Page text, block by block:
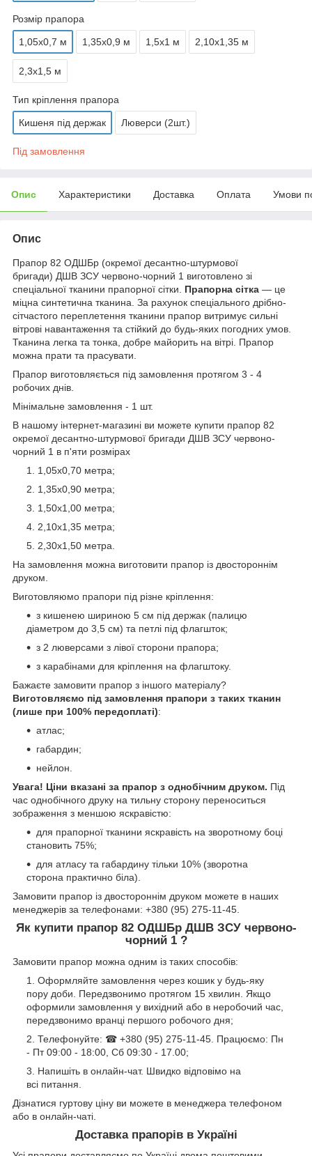
Розмір прапора
1,05х0,7 м 1,35х0,9 м 1,5х1 м 2,10х1,35 м
2,3х1,5 м
Тип кріплення прапора
Кишеня під держак Люверси (2шт.)
Під замовлення
Опис Характеристики Доставка Оплата Умови
Опис
Прапор 82 ОДШБр (окремої десантно-штурмової
бригади) ДШВ ЗСУ червоно-чорний 1 виготовлено зі
спеціальної тканини прапорної сітки. Прапорна сітка — це
міцна синтетична тканина. За рахунок спеціального дрібно-
сітчастого переплетення тканини прапор витримує сильні
вітрові навантаження та стійкий до будь-яких погодних умов.
Тканина легка та тонка, добре майорить на вітрі. Прапор
можна прати та прасувати.
Прапор виготовляється під замовлення протягом 3 - 4
робочих днів.
Мінімальне замовлення - 1 шт.
В нашому інтернет-магазині ви можете купити прапор 82
окремої десантно-штурмової бригади ДШВ ЗСУ червоно-
чорний 1 в п'яти розмірах
1,05х0,70 метра;
1,35х0,90 метра;
1,50х1,00 метра;
2,10х1,35 метра;
2,30х1,50 метра.
На замовлення можна виготовити прапор із двостороннім
друком.
Виготовляюмо прапори під різне кріплення:
з кишенею шириною 5 см під держак (палицю
діаметром до 3,5 см) та петлі під флагшток;
з 2 люверсами з лівої сторони прапора;
з карабінами для кріплення на флагштоку.
Бажаєте замовити прапор з іншого матеріалу?
Виготовляємо під замовлення прапори з таких тканин
(лише при 100% передоплаті):
атлас;
габардин;
нейлон.
Увага! Ціни вказані за прапор з однобічним друком. Під
час однобічного друку на тильну сторону переноситься
зображення з меншою яскравістю:
для прапорної тканини яскравість на зворотному боці
становить 75%;
для атласу та габардину тільки 10% (зворотна
сторона практично біла).
Замовити прапор із двостороннім друком можете в наших
менеджерів за телефонами: +380 (95) 275-11-45.
Як купити прапор 82 ОДШБр ДШВ ЗСУ червоно-
чорний 1 ?
Замовити прапор можна одним із таких способів:
Оформляйте замовлення через кошик у будь-яку
пору доби. Передзвонимо протягом 15 хвилин. Якщо
оформили замовлення у вихідний або в неробочий час,
передзвонимо вранці першого робочого дня;
Телефонуйте: ☎ +380 (95) 275-11-45. Працюємо: Пн
- Пт 09:00 - 18:00, Сб 09:30 - 17.00;
Напишіть в онлайн-чат. Швидко відповімо на
всі питання.
Дізнатися гуртову ціну ви можете в менеджера телефоном
або в онлайн-чаті.
Доставка прапорів в Україні